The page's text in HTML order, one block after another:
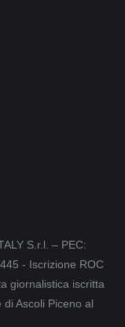
S.r.l. – PEC:
- Iscrizione ROC
giornalistica iscritta
Ascoli Piceno al